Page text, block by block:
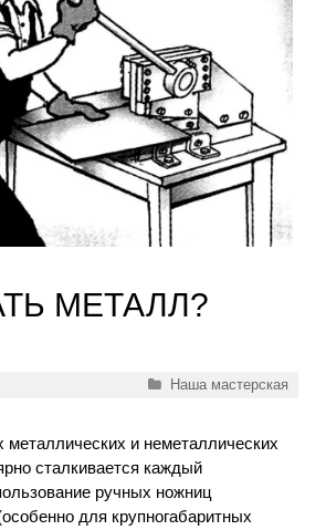
МЕТАЛЛ?
Рубрики
Наша мастерская
металлических и неметаллических
сталкивается каждый
ручных ножниц
для крупногабаритных